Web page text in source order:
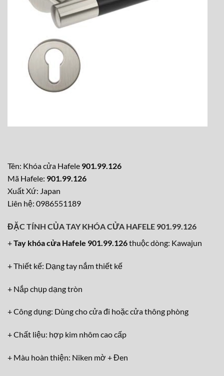
Tên: Khóa cửa Hafele 901.99.126
Mã Hafele: 901.99.126
Xuất Xứ: Japan
Liên hệ: 0986551189
ĐẶC TÍNH CỦA TAY KHÓA CỬA HAFELE 901.99.126
+Tay khóa cửa Hafele 901.99.126thuộc dòng: Kawajun
+ Thiết kế: Dạng tay nắm thiết kế
+ Nắp chụp dạng tròn
+ Công dụng: Dùng cho cửa đi hoặc cửa thông phòng
+ Chất liệu: hợp kim nhôm cao cấp
+ Màu hoàn thiện: Niken mờ + Đen